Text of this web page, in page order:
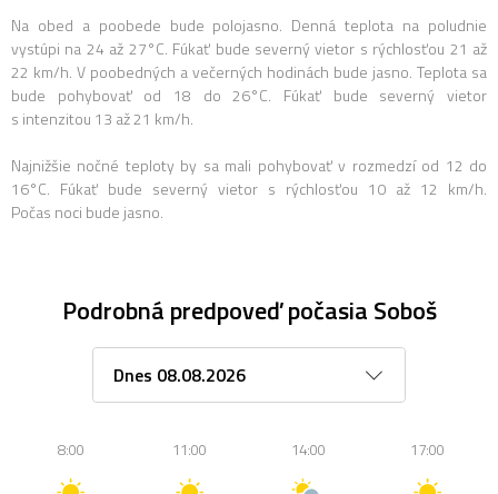
Na obed a poobede bude polojasno. Denná teplota na poludnie
vystúpi na 24 až 27°C. Fúkať bude severný vietor s rýchlosťou 21 až
22 km/h. V poobedných a večerných hodinách bude jasno. Teplota sa
bude pohybovať od 18 do 26°C. Fúkať bude severný vietor
s intenzitou 13 až 21 km/h.
Najnižšie nočné teploty by sa mali pohybovať v rozmedzí od 12 do
16°C. Fúkať bude severný vietor s rýchlosťou 10 až 12 km/h.
Počas noci bude jasno.
Podrobná predpoveď počasia Soboš
8:00 11:00 14:00 17:00